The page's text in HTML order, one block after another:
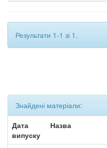
Результати 1-1 зі 1.
Знайдені матеріали:
Дата
випуску
Назва